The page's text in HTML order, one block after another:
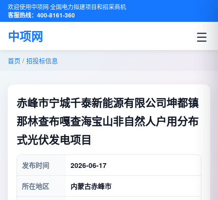
欢迎使用中项网·全国电力拟建项目和招采商机
客服热线：400-8161-360
中项网 ☰
首页 / 招投标信息
赤峰市宁城千泰新能源有限公司坤都镇
那林查布嘎查海宝山非自然人户用分布
式光伏发电项目
发布时间 2026-06-17
所在地区 内蒙古赤峰市